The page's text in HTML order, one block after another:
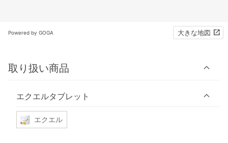
Powered by GOGA 大きな地図
取り扱い商品
エクエルタブレット
エクエル